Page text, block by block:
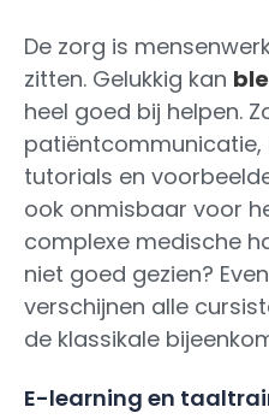
De zorg is
zitten. Gelukkig kan
heel goed bij helpen.
patiëntcommunicatie,
tutorials en
ook onmisbaar voor
complexe medische
niet goed gezien?
verschijnen alle
de klassikale
E-learning en